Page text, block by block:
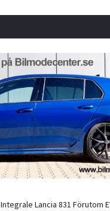
Lancia 831 Förutom